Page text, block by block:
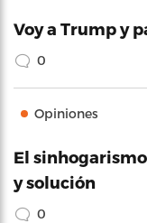
Voy a Trump y
0
Opiniones
El
y solución
0